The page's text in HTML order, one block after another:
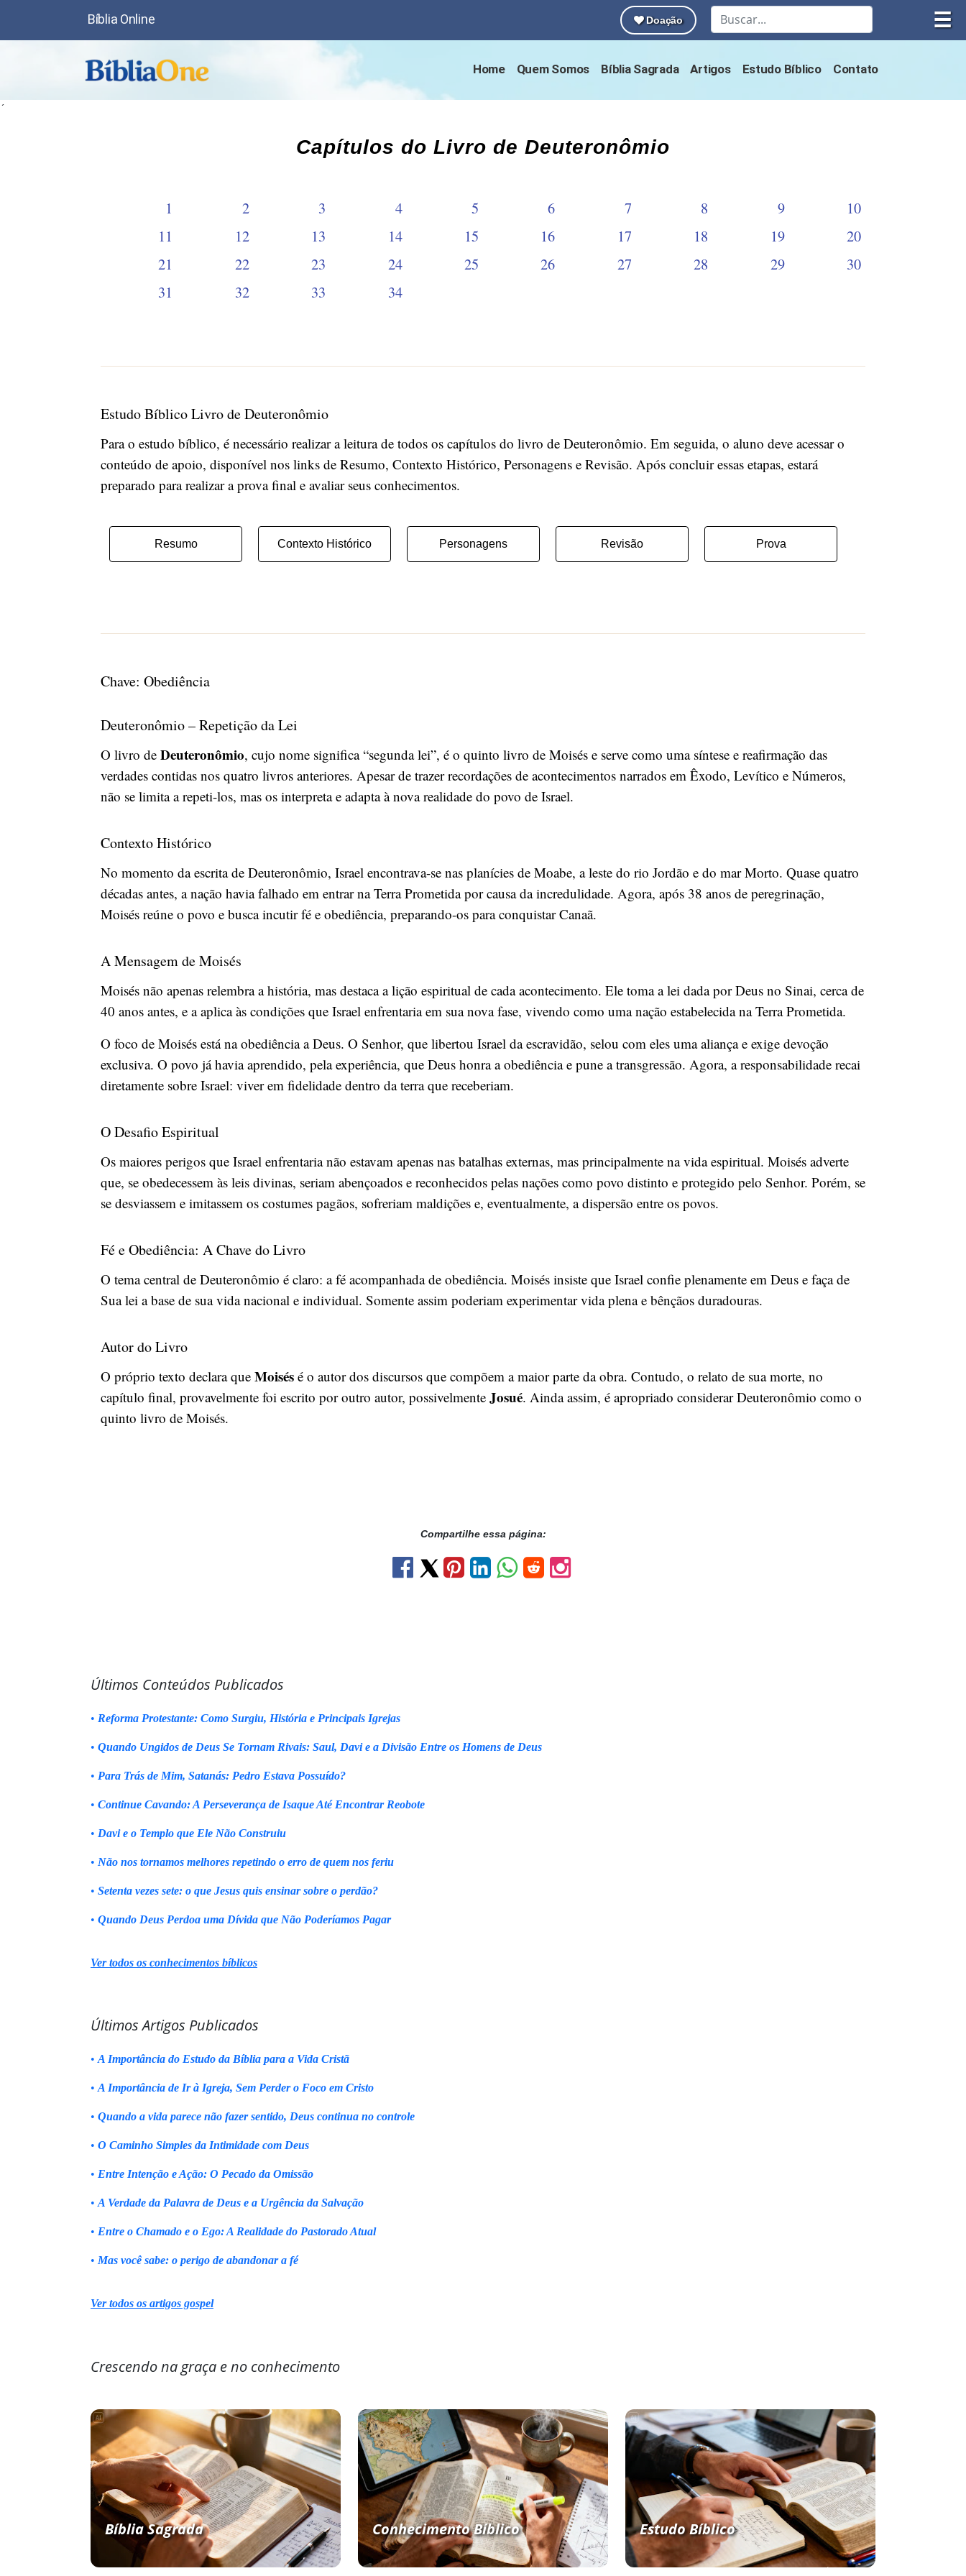
☰
Bíblia Online Doação
Home Quem Somos Bíblia Sagrada Artigos Estudo Bíblico Contato
´
Capítulos do Livro de Deuteronômio
1 2 3 4 5 6 7 8 9
10
11
12 13 14 15 16 17 18 19
20
21
22 23 24 25 26 27 28 29
30
31
32 33 34
Estudo Bíblico Livro de Deuteronômio
Para o estudo bíblico, é necessário realizar a leitura de todos os capítulos do livro de Deuteronômio. Em seguida, o aluno deve acessar o
conteúdo de apoio, disponível nos links de Resumo, Contexto Histórico, Personagens e Revisão. Após concluir essas etapas, estará
preparado para realizar a prova final e avaliar seus conhecimentos.
Resumo Contexto Histórico Personagens Revisão Prova
Chave: Obediência
Deuteronômio – Repetição da Lei
O livro de Deuteronômio, cujo nome significa “segunda lei”, é o quinto livro de Moisés e serve como uma síntese e reafirmação das
verdades contidas nos quatro livros anteriores. Apesar de trazer recordações de acontecimentos narrados em Êxodo, Levítico e Números,
não se limita a repeti-los, mas os interpreta e adapta à nova realidade do povo de Israel.
Contexto Histórico
No momento da escrita de Deuteronômio, Israel encontrava-se nas planícies de Moabe, a leste do rio Jordão e do mar Morto. Quase quatro
décadas antes, a nação havia falhado em entrar na Terra Prometida por causa da incredulidade. Agora, após 38 anos de peregrinação,
Moisés reúne o povo e busca incutir fé e obediência, preparando-os para conquistar Canaã.
A Mensagem de Moisés
Moisés não apenas relembra a história, mas destaca a lição espiritual de cada acontecimento. Ele toma a lei dada por Deus no Sinai, cerca de
40 anos antes, e a aplica às condições que Israel enfrentaria em sua nova fase, vivendo como uma nação estabelecida na Terra Prometida.
O foco de Moisés está na obediência a Deus. O Senhor, que libertou Israel da escravidão, selou com eles uma aliança e exige devoção
exclusiva. O povo já havia aprendido, pela experiência, que Deus honra a obediência e pune a transgressão. Agora, a responsabilidade recai
diretamente sobre Israel: viver em fidelidade dentro da terra que receberiam.
O Desafio Espiritual
Os maiores perigos que Israel enfrentaria não estavam apenas nas batalhas externas, mas principalmente na vida espiritual. Moisés adverte
que, se obedecessem às leis divinas, seriam abençoados e reconhecidos pelas nações como povo distinto e protegido pelo Senhor. Porém, se
se desviassem e imitassem os costumes pagãos, sofreriam maldições e, eventualmente, a dispersão entre os povos.
Fé e Obediência: A Chave do Livro
O tema central de Deuteronômio é claro: a fé acompanhada de obediência. Moisés insiste que Israel confie plenamente em Deus e faça de
Sua lei a base de sua vida nacional e individual. Somente assim poderiam experimentar vida plena e bênçãos duradouras.
Autor do Livro
O próprio texto declara que Moisés é o autor dos discursos que compõem a maior parte da obra. Contudo, o relato de sua morte, no
capítulo final, provavelmente foi escrito por outro autor, possivelmente Josué. Ainda assim, é apropriado considerar Deuteronômio como o
quinto livro de Moisés.
Compartilhe essa página:
Últimos Conteúdos Publicados
• Reforma Protestante: Como Surgiu, História e Principais Igrejas
• Quando Ungidos de Deus Se Tornam Rivais: Saul, Davi e a Divisão Entre os Homens de Deus
• Para Trás de Mim, Satanás: Pedro Estava Possuído?
• Continue Cavando: A Perseverança de Isaque Até Encontrar Reobote
• Davi e o Templo que Ele Não Construiu
• Não nos tornamos melhores repetindo o erro de quem nos feriu
• Setenta vezes sete: o que Jesus quis ensinar sobre o perdão?
• Quando Deus Perdoa uma Dívida que Não Poderíamos Pagar
Ver todos os conhecimentos bíblicos
Últimos Artigos Publicados
• A Importância do Estudo da Bíblia para a Vida Cristã
• A Importância de Ir à Igreja, Sem Perder o Foco em Cristo
• Quando a vida parece não fazer sentido, Deus continua no controle
• O Caminho Simples da Intimidade com Deus
• Entre Intenção e Ação: O Pecado da Omissão
• A Verdade da Palavra de Deus e a Urgência da Salvação
• Entre o Chamado e o Ego: A Realidade do Pastorado Atual
• Mas você sabe: o perigo de abandonar a fé
Ver todos os artigos gospel
Crescendo na graça e no conhecimento
Bíblia Sagrada Conhecimento Bíblico Estudo Bíblico